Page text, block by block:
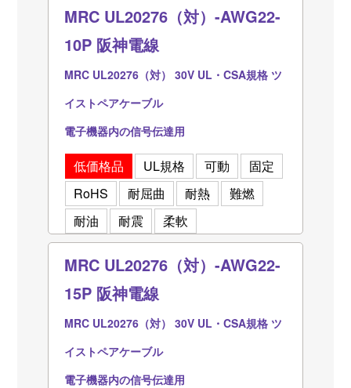
MRC UL20276（対）-AWG22-
10P 阪神電線
MRC UL20276（対） 30V UL・CSA規格 ツ
イストペアケーブル
電子機器内の信号伝達用
低価格品 UL規格 可動
固定
RoHS
耐屈曲 耐熱
難燃
耐油
耐震 柔軟
MRC UL20276（対）-AWG22-
15P 阪神電線
MRC UL20276（対） 30V UL・CSA規格 ツ
イストペアケーブル
電子機器内の信号伝達用